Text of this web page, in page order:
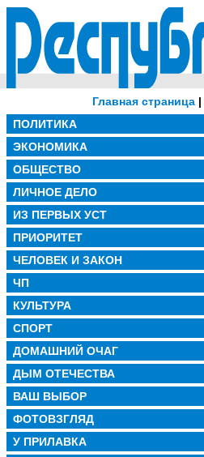
Главная страница|
ПОЛИТИКА
ЭКОНОМИКА
ОБЩЕСТВО
ЛИЧНОЕ ДЕЛО
ИЗ ПЕРВЫХ УСТ
ПРИОРИТЕТ
ЧЕЛОВЕК И ЗАКОН
ЧП
КУЛЬТУРА
СПОРТ
ДОМАШНИЙ ОЧАГ
ДЫМ ОТЕЧЕСТВА
ВАШ ВЫБОР
ФОТОВЗГЛЯД
У ПРИЛАВКА